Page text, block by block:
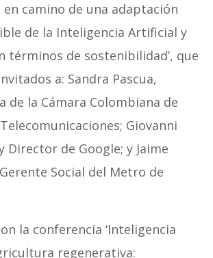
en camino de una adaptación
de la Inteligencia Artificial y
términos de sostenibilidad’, que
a: Sandra Pascua,
de la Cámara Colombiana de
Giovanni
Director de Google; y Jaime
Social del Metro de
la conferencia ‘Inteligencia
regenerativa: